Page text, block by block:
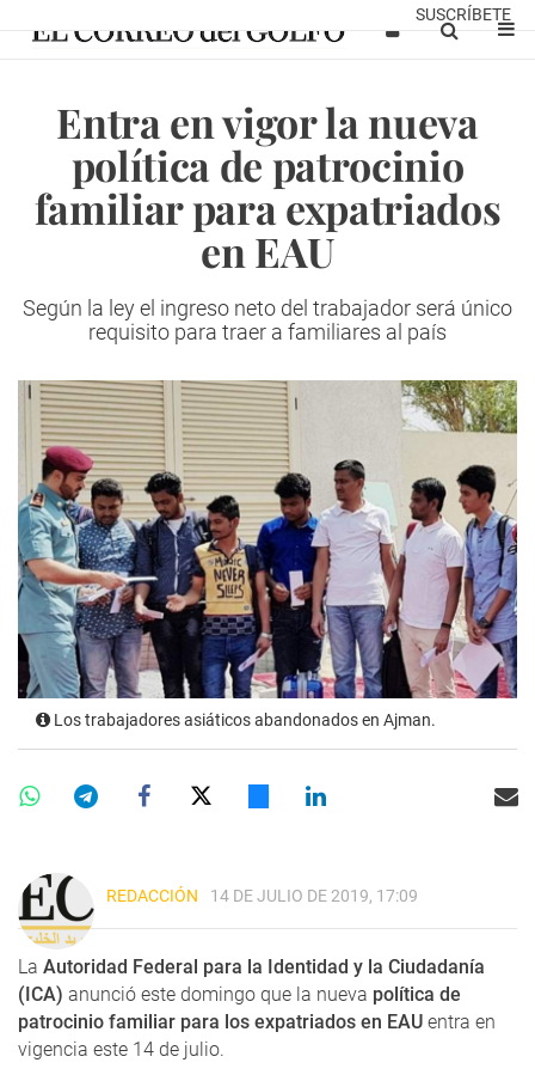
SUSCRÍBETE
Entra en vigor la nueva
política de patrocinio
familiar para expatriados
en EAU
Según la ley el ingreso neto del trabajador será único
requisito para traer a familiares al país
Los trabajadores asiáticos abandonados en Ajman.
REDACCIÓN 14 DE JULIO DE 2019, 17:09
La Autoridad Federal para la Identidad y la Ciudadanía
(ICA) anunció este domingo que la nueva política de
patrocinio familiar para los expatriados en EAU entra en
vigencia este 14 de julio.